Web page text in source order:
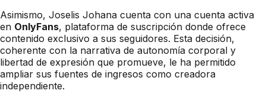
Asimismo, Joselis Johana cuenta con una cuenta activa
en OnlyFans, plataforma de suscripción donde ofrece
contenido exclusivo a sus seguidores. Esta decisión,
coherente con la narrativa de autonomía corporal y
libertad de expresión que promueve, le ha permitido
ampliar sus fuentes de ingresos como creadora
independiente.